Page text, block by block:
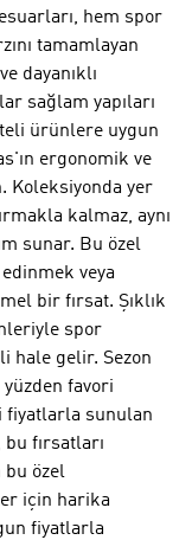
hem spor
tamamlayan
dayanıklı
sağlam yapıları
ürünlere uygun
ergonomik ve
Koleksiyonda yer
kalmaz, aynı
sunar. Bu özel
veya
bir fırsat. Şıklık
spor
hale gelir. Sezon
favori
fiyatlarla sunulan
bu fırsatları
bu özel
için harika
fiyatlarla